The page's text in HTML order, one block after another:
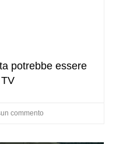
potrebbe essere
commento